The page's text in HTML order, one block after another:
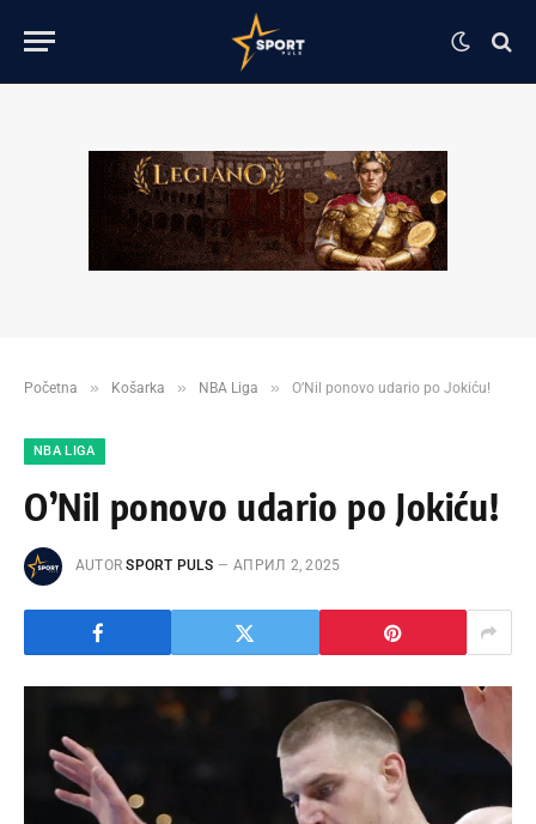
Početna » Košarka » NBA Liga » O’Nil ponovo udario po Jokiću!
NBA LIGA
O’Nil ponovo udario po Jokiću!
AUTOR SPORT PULS АПРИЛ 2, 2025